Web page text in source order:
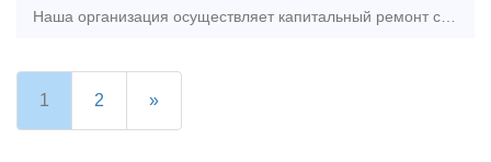
Наша организация осуществляет капитальный ремонт секций охлаждения тепловозов ТГМ-4, ТГМ-6, ТЭМ-2 и др.. А также все виды технического обслуживания, ТР, КР тепловозов серии ТГМ, ТЭМ. Т
1 2 »